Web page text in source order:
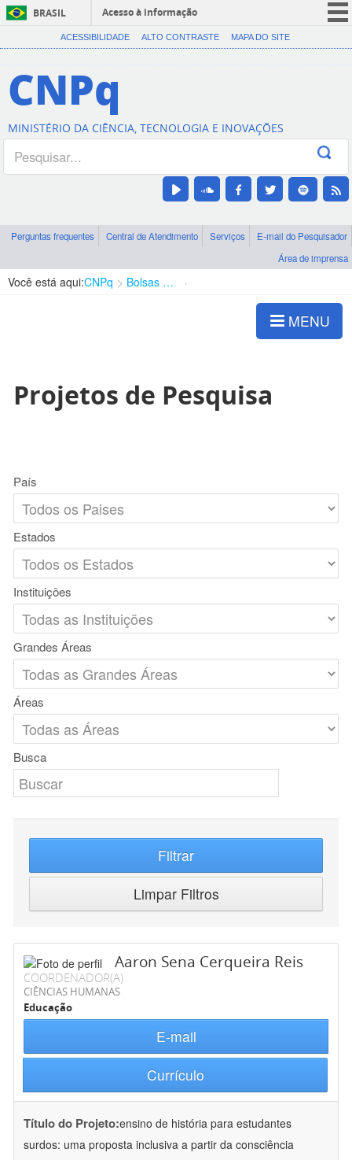
BRASIL
Acesso à informação
CORONAVÍRUS (COVID-19)
Canais
ACESSIBILIDADE ALTO CONTRASTE MAPA DO SITE
CNPq
MINISTÉRIO DA CIÊNCIA, TECNOLOGIA E INOVAÇÕES
Perguntas frequentes Central de Atendimento Serviços
E-mail do Pesquisador
Área de imprensa
Você está aqui:CNPq Bolsas e Auxílios Vigentes
MENU
Projetos de Pesquisa
País
Estados
Instituições
Grandes Áreas
Áreas
Busca
Filtrar
Limpar Filtros
Aaron Sena Cerqueira Reis
COORDENADOR(A)
CIÊNCIAS HUMANAS
Educação
E-mail
Currículo
Título do Projeto:ensino de história para estudantes
surdos: uma proposta inclusiva a partir da consciência